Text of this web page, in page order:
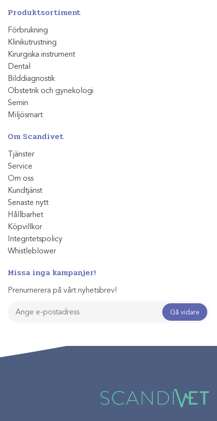
Produktsortiment
Förbrukning
Klinikutrustning
Kirurgiska instrument
Dental
Bilddiagnostik
Obstetrik och gynekologi
Semin
Miljösmart
Om Scandivet
Tjänster
Service
Om oss
Kundtjänst
Senaste nytt
Hållbarhet
Köpvillkor
Integritetspolicy
Whistleblower
Missa inga kampanjer!
Prenumerera på vårt nyhetsbrev!
Gå vidare